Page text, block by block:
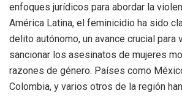
enfoques jurídicos para abordar la
América Latina, el feminicidio ha sido
delito autónomo, un avance crucial para
sancionar los asesinatos de mujeres
razones de género. Países como
Colombia, y varios otros de la región